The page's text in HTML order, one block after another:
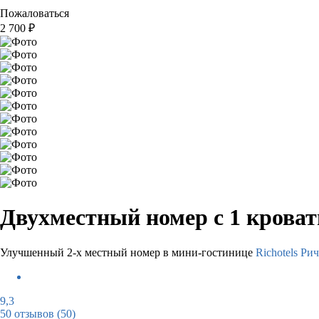
Пожаловаться
2 700 ₽
Двухместный номер с 1
Улучшенный 2-х местный номер в мини-гостинице Richotels
9,3
50 отзывов (50)